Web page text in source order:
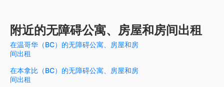
附近的无障碍公寓、房屋和房间出租
在温哥华（BC）的无障碍公寓、房屋和房
间出租
在本拿比（BC）的无障碍公寓、房屋和房
间出租